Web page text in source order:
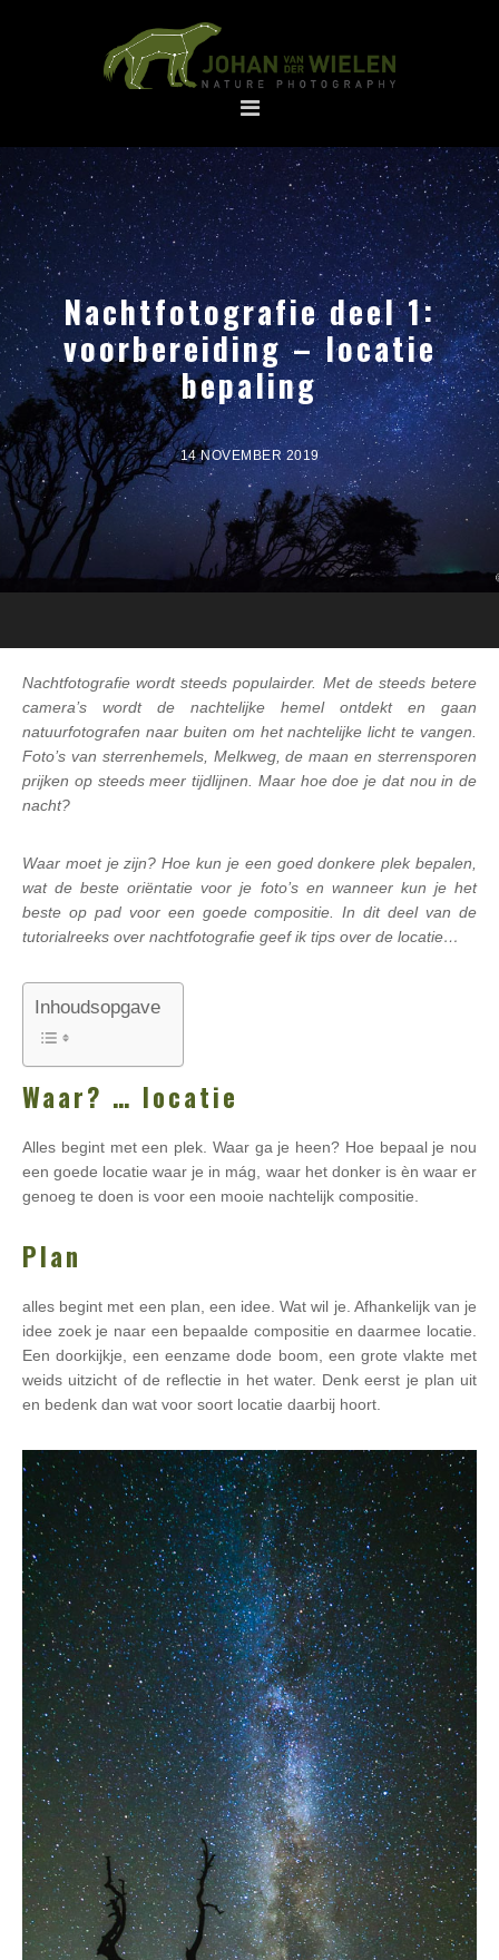
Nachtfotografie deel 1:
voorbereiding – locatie
bepaling
14 NOVEMBER 2019
Nachtfotografie wordt steeds populairder. Met de steeds betere
camera’s wordt de nachtelijke hemel ontdekt en gaan
natuurfotografen naar buiten om het nachtelijke licht te vangen.
Foto’s van sterrenhemels, Melkweg, de maan en sterrensporen
prijken op steeds meer tijdlijnen. Maar hoe doe je dat nou in de
nacht?
Waar moet je zijn? Hoe kun je een goed donkere plek bepalen,
wat de beste oriëntatie voor je foto’s en wanneer kun je het
beste op pad voor een goede compositie.In dit deel van de
tutorialreeks over nachtfotografie geef ik tips over de locatie…
Inhoudsopgave
Waar? … locatie
Alles begint met een plek. Waar ga je heen? Hoe bepaal je nou
een goede locatie waar je in mág, waar het donker is èn waar er
genoeg te doen is voor een mooie nachtelijk compositie.
Plan
alles begint met een plan, een idee. Wat wil je. Afhankelijk van je
idee zoek je naar een bepaalde compositie en daarmee locatie.
Een doorkijkje, een eenzame dode boom, een grote vlakte met
weids uitzicht of de reflectie in het water. Denk eerst je plan uit
en bedenk dan wat voor soort locatie daarbij hoort.